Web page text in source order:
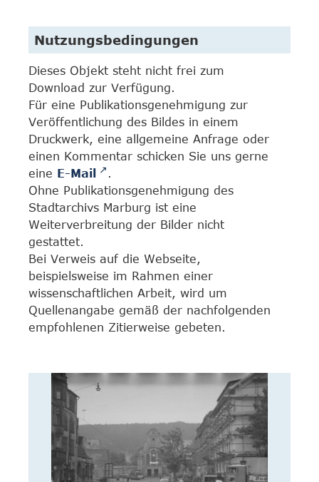
Nutzungsbedingungen
Dieses Objekt steht nicht frei zum
Download zur Verfügung.
Für eine Publikationsgenehmigung zur
Veröffentlichung des Bildes in einem
Druckwerk, eine allgemeine Anfrage oder
einen Kommentar schicken Sie uns gerne
eine E-Mail
.
Ohne Publikationsgenehmigung des
Stadtarchivs Marburg ist eine
Weiterverbreitung der Bilder nicht
gestattet.
Bei Verweis auf die Webseite,
beispielsweise im Rahmen einer
wissenschaftlichen Arbeit, wird um
Quellenangabe gemäß der nachfolgenden
empfohlenen Zitierweise gebeten.